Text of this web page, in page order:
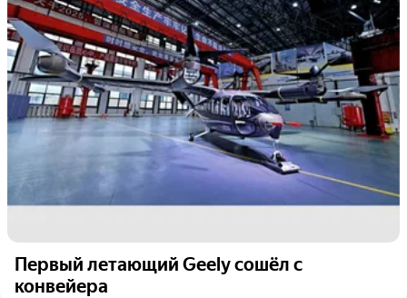
Первый летающий Geely сошёл с
конвейера